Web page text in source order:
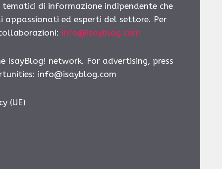
di informazione indipendente che
ed esperti del settore. Per
info@isayblog.com
IsayBlog! network. For advertising, press
info@isayblog.com
(UE)